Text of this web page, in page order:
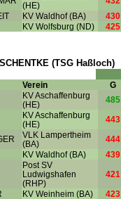
(HE)
KV Waldhof (BA) 430
KV Wolfsburg (ND) 425
(TSG Haßloch)
Verein G
KV Aschaffenburg
(HE)
485
KV Aschaffenburg
(HE)
443
VLK Lampertheim
(BA)
444
KV Waldhof (BA) 439
Post SV
Ludwigshafen
(RHP)
421
KV Weinheim (BA) 423